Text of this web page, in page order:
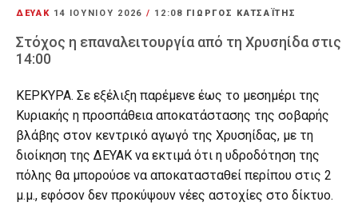
ΔΕΥΑΚ 14 ΙΟΥΝΊΟΥ 2026 / 12:08 ΓΙΩΡΓΟΣ ΚΑΤΣΑΪΤΗΣ
Στόχος η επαναλειτουργία από τη Χρυσηίδα στις
14:00
ΚΕΡΚΥΡΑ. Σε εξέλιξη παρέμενε έως το μεσημέρι της
Κυριακής η προσπάθεια αποκατάστασης της σοβαρής
βλάβης στον κεντρικό αγωγό της Χρυσηίδας, με τη
διοίκηση της ΔΕΥΑΚ να εκτιμά ότι η υδροδότηση της
πόλης θα μπορούσε να αποκατασταθεί περίπου στις 2
μ.μ., εφόσον δεν προκύψουν νέες αστοχίες στο δίκτυο.